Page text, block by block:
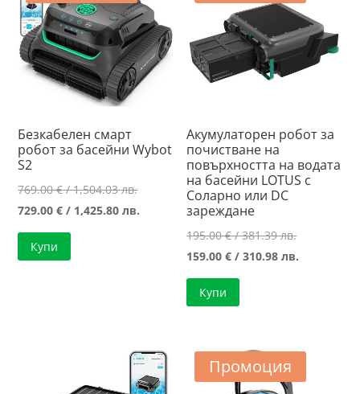
Безкабелен смарт
робот за басейни Wybot
S2
769.00€/ 1,504.03 лв.Original
price
1,504.03 лв..
729.00€ / 1,425.80 лв. Текущата
Купи
Акумулаторен робот за
почистване на
повърхността на водата
на басейни LOTUS с
Соларно или DC
зареждане
195.00€/ 381.39 лв.Original
price
159.00€ / 310.98 лв.
Купи
Промоция